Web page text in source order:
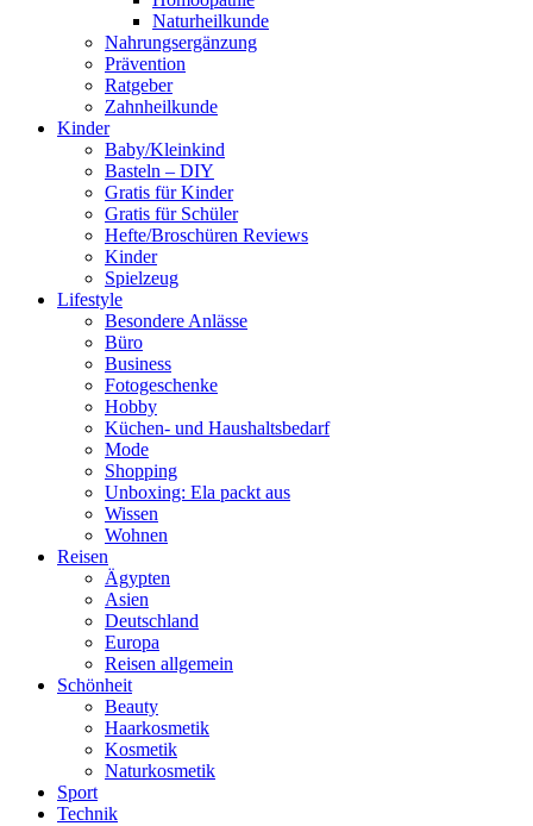
Naturheilkunde
Nahrungsergänzung
Prävention
Ratgeber
Zahnheilkunde
Kinder
Baby/Kleinkind
Basteln – DIY
Gratis für Kinder
Gratis für Schüler
Hefte/Broschüren Reviews
Kinder
Spielzeug
Lifestyle
Besondere Anlässe
Büro
Business
Fotogeschenke
Hobby
Küchen- und Haushaltsbedarf
Mode
Shopping
Unboxing: Ela packt aus
Wissen
Wohnen
Reisen
Ägypten
Asien
Deutschland
Europa
Reisen allgemein
Schönheit
Beauty
Haarkosmetik
Kosmetik
Naturkosmetik
Sport
Technik